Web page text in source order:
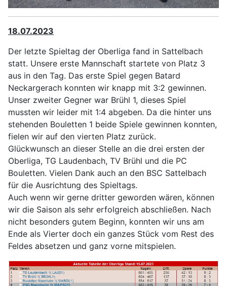
18.07.2023
Der letzte Spieltag der Oberliga fand in Sattelbach
statt. Unsere erste Mannschaft startete von Platz 3
aus in den Tag. Das erste Spiel gegen Batard
Neckargerach konnten wir knapp mit 3:2 gewinnen.
Unser zweiter Gegner war Brühl 1, dieses Spiel
mussten wir leider mit 1:4 abgeben. Da die hinter uns
stehenden Bouletten 1 beide Spiele gewinnen konnten,
fielen wir auf den vierten Platz zurück.
Glückwunsch an dieser Stelle an die drei ersten der
Oberliga, TG Laudenbach, TV Brühl und die PC
Bouletten. Vielen Dank auch an den BSC Sattelbach
für die Ausrichtung des Spieltags.
Auch wenn wir gerne dritter geworden wären, können
wir die Saison als sehr erfolgreich abschließen. Nach
nicht besonders gutem Beginn, konnten wir uns am
Ende als Vierter doch ein ganzes Stück vom Rest des
Feldes absetzen und ganz vorne mitspielen.